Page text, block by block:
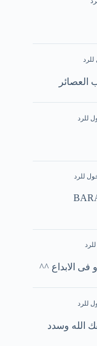
للرد
للرد
الابداع ^^
للرد
الله وسدد